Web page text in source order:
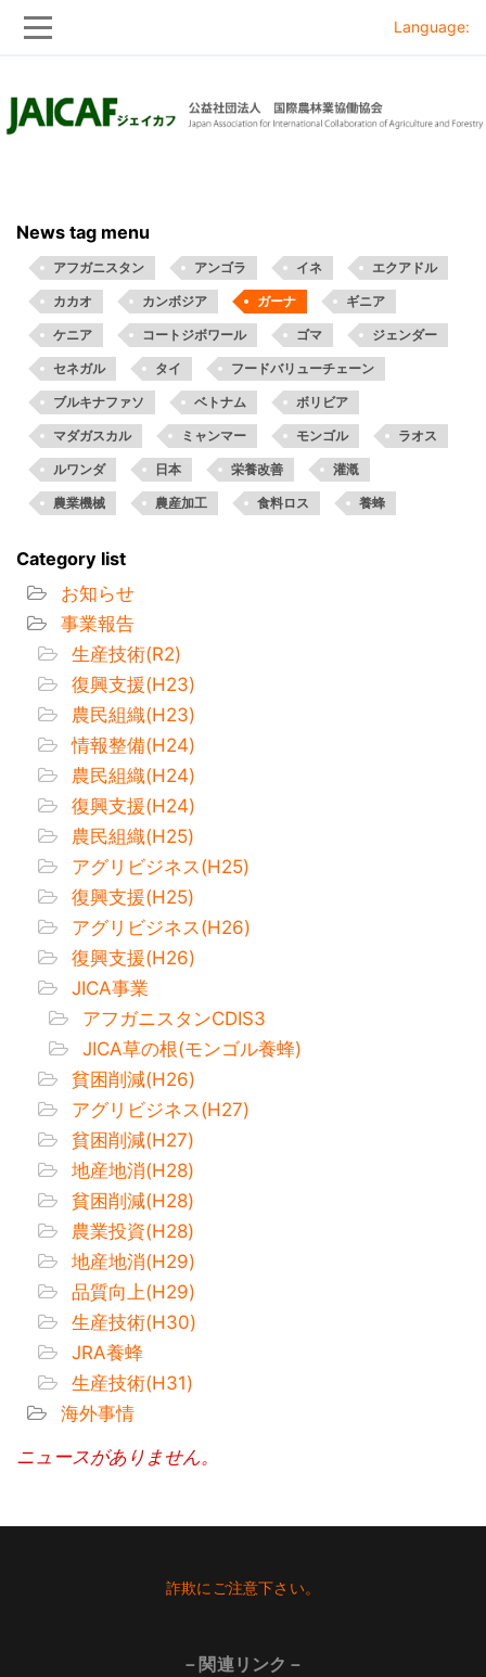
to
to
Language:
News tag menu
アフガニスタン アンゴラ イネ エクアドル
カカオ カンボジア ガーナ ギニア
ケニア コートジボワール ゴマ ジェンダー
セネガル タイ フードバリューチェーン
ブルキナファソ ベトナム ボリビア
マダガスカル ミャンマー モンゴル ラオス
ルワンダ 日本 栄養改善 灌漑
農業機械 農産加工 食料ロス 養蜂
Category list
お知らせ
事業報告
生産技術(R2)
復興支援(H23)
農民組織(H23)
情報整備(H24)
農民組織(H24)
復興支援(H24)
農民組織(H25)
アグリビジネス(H25)
復興支援(H25)
アグリビジネス(H26)
復興支援(H26)
JICA事業
アフガニスタンCDIS3
JICA草の根(モンゴル養蜂)
貧困削減(H26)
アグリビジネス(H27)
貧困削減(H27)
地産地消(H28)
貧困削減(H28)
農業投資(H28)
地産地消(H29)
品質向上(H29)
生産技術(H30)
JRA養蜂
生産技術(H31)
海外事情
ニュースがありません。
詐欺にご注意下さい。
－関連リンク－